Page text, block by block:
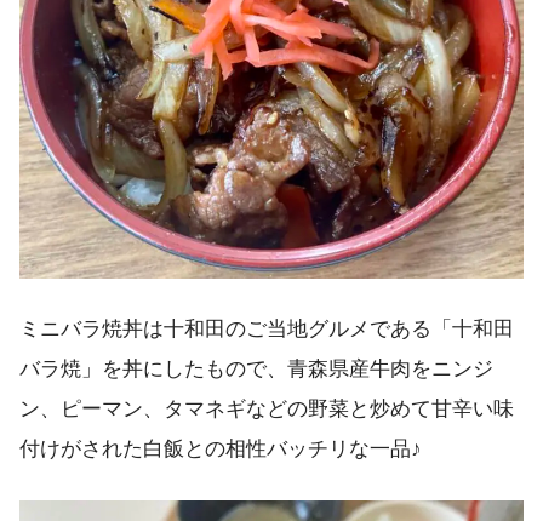
ミニバラ焼丼は十和田のご当地グルメである「十和田
バラ焼」を丼にしたもので、青森県産牛肉をニンジ
ン、ピーマン、タマネギなどの野菜と炒めて甘辛い味
付けがされた白飯との相性バッチリな一品♪